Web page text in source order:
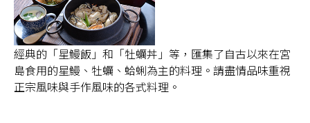
經典的「星鰻飯」和「牡蠣丼」等，匯集了自古以來在宮
島食用的星鰻、牡蠣、蛤蜊為主的料理。請盡情品味重視
正宗風味與手作風味的各式料理。